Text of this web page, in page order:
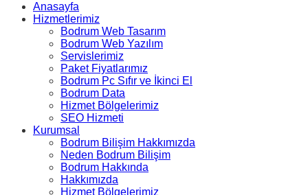
Anasayfa
Hizmetlerimiz
Bodrum Web Tasarım
Bodrum Web Yazılım
Servislerimiz
Paket Fiyatlarımız
Bodrum Pc Sıfır ve İkinci El
Bodrum Data
Hizmet Bölgelerimiz
SEO Hizmeti
Kurumsal
Bodrum Bilişim Hakkımızda
Neden Bodrum Bilişim
Bodrum Hakkında
Hakkımızda
Hizmet Bölgelerimiz